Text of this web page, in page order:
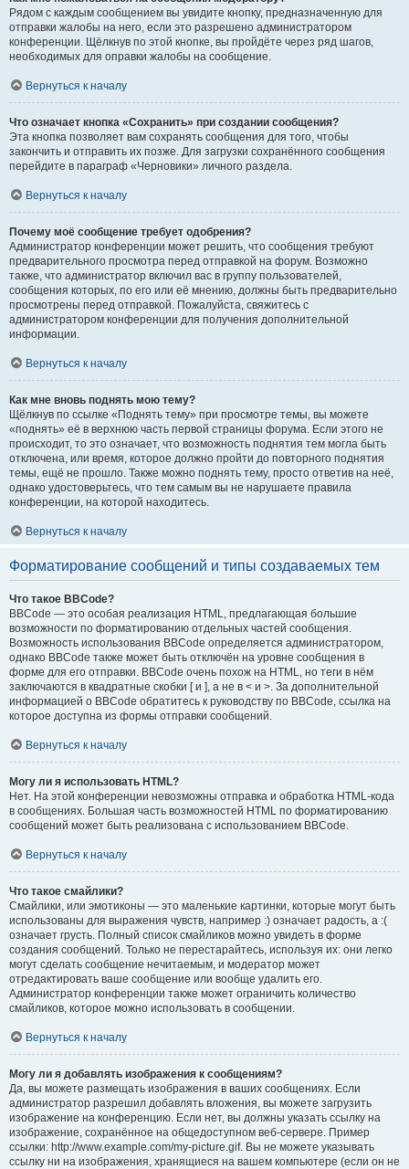
Рядом с каждым сообщением вы увидите кнопку, предназначенную для
отправки жалобы на него, если это разрешено администратором
конференции. Щёлкнув по этой кнопке, вы пройдёте через ряд шагов,
необходимых для оправки жалобы на сообщение.
Вернуться к началу
Что означает кнопка «Сохранить» при создании сообщения?
Эта кнопка позволяет вам сохранять сообщения для того, чтобы
закончить и отправить их позже. Для загрузки сохранённого сообщения
перейдите в параграф «Черновики» личного раздела.
Вернуться к началу
Почему моё сообщение требует одобрения?
Администратор конференции может решить, что сообщения требуют
предварительного просмотра перед отправкой на форум. Возможно
также, что администратор включил вас в группу пользователей,
сообщения которых, по его или её мнению, должны быть предварительно
просмотрены перед отправкой. Пожалуйста, свяжитесь с
администратором конференции для получения дополнительной
информации.
Вернуться к началу
Как мне вновь поднять мою тему?
Щёлкнув по ссылке «Поднять тему» при просмотре темы, вы можете
«поднять» её в верхнюю часть первой страницы форума. Если этого не
происходит, то это означает, что возможность поднятия тем могла быть
отключена, или время, которое должно пройти до повторного поднятия
темы, ещё не прошло. Также можно поднять тему, просто ответив на неё,
однако удостоверьтесь, что тем самым вы не нарушаете правила
конференции, на которой находитесь.
Вернуться к началу
Форматирование сообщений и типы создаваемых тем
Что такое BBCode?
BBCode — это особая реализация HTML, предлагающая большие
возможности по форматированию отдельных частей сообщения.
Возможность использования BBCode определяется администратором,
однако BBCode также может быть отключён на уровне сообщения в
форме для его отправки. BBCode очень похож на HTML, но теги в нём
заключаются в квадратные скобки [ и ], а не в < и >. За дополнительной
информацией о BBCode обратитесь к руководству по BBCode, ссылка на
которое доступна из формы отправки сообщений.
Вернуться к началу
Могу ли я использовать HTML?
Нет. На этой конференции невозможны отправка и обработка HTML-кода
в сообщениях. Большая часть возможностей HTML по форматированию
сообщений может быть реализована с использованием BBCode.
Вернуться к началу
Что такое смайлики?
Смайлики, или эмотиконы — это маленькие картинки, которые могут быть
использованы для выражения чувств, например :) означает радость, а :(
означает грусть. Полный список смайликов можно увидеть в форме
создания сообщений. Только не перестарайтесь, используя их: они легко
могут сделать сообщение нечитаемым, и модератор может
отредактировать ваше сообщение или вообще удалить его.
Администратор конференции также может ограничить количество
смайликов, которое можно использовать в сообщении.
Вернуться к началу
Могу ли я добавлять изображения к сообщениям?
Да, вы можете размещать изображения в ваших сообщениях. Если
администратор разрешил добавлять вложения, вы можете загрузить
изображение на конференцию. Если нет, вы должны указать ссылку на
изображение, сохранённое на общедоступном веб-сервере. Пример
ссылки: http://www.example.com/my-picture.gif. Вы не можете указывать
ссылку ни на изображения, хранящиеся на вашем компьютере (если он не